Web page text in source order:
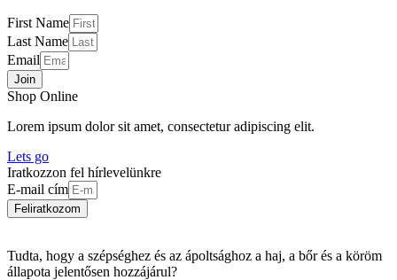
First Name
Last Name
Email
Join
Shop Online
Lorem ipsum dolor sit amet, consectetur adipiscing elit.
Lets go
Iratkozzon fel hírlevelünkre
E-mail cím
Feliratkozom
Tudta, hogy a szépséghez és az ápoltsághoz a haj, a bőr és a köröm
állapota jelentősen hozzájárul?